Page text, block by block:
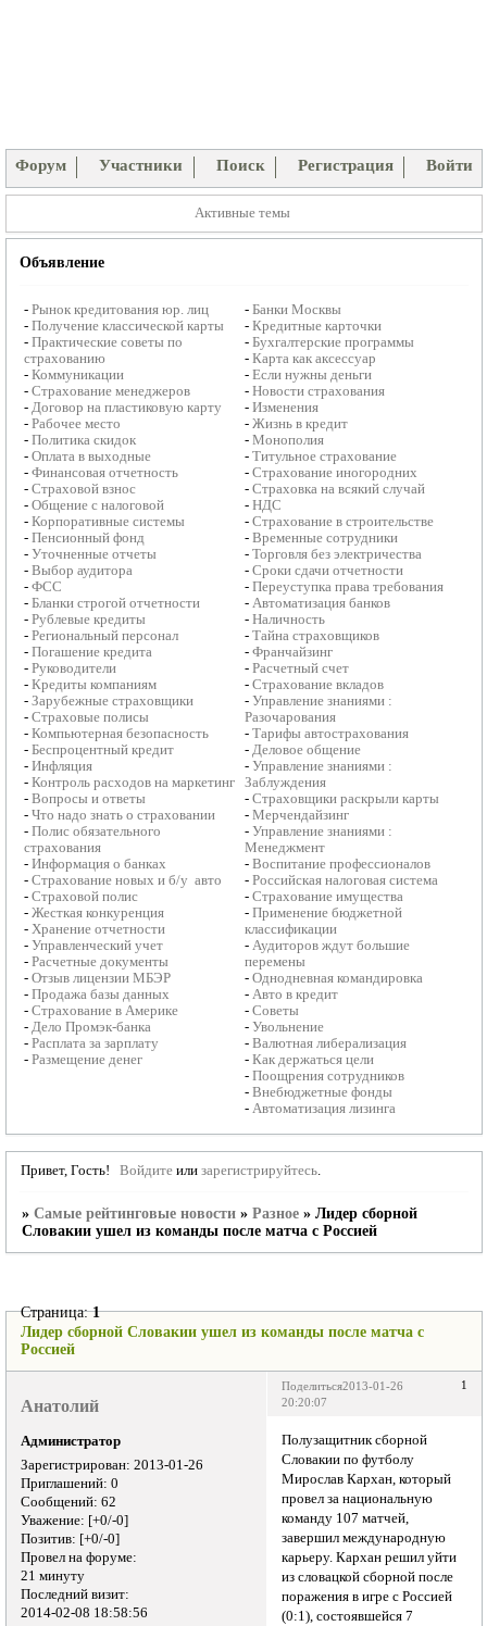
Форум Участники Поиск Регистрация Войти
Активные темы
Объявление
-Рынок кредитования юр. лиц
-Получение классической карты
-Практические советы по
страхованию
-Коммуникации
-Страхование менеджеров
- Договор на пластиковую карту
-Рабочее место
-Политика скидок
-Оплата в выходные
-Финансовая отчетность
-Страховой взнос
-Общение с налоговой
-Корпоративные системы
-Пенсионный фонд
-Уточненные отчеты
-Выбор аудитора
-ФСС
-Бланки строгой отчетности
-Рублевые кредиты
-Региональный персонал
-Погашение кредита
-Руководители
-Кредиты компаниям
-Зарубежные страховщики
-Страховые полисы
-Компьютерная безопасность
-Беспроцентный кредит
-Инфляция
-Контроль расходов на маркетинг
-Вопросы и ответы
-Что надо знать о страховании
-Полис обязательного
страхования
-Информация о банках
-Страхование новых и б/у авто
-Страховой полис
-Жесткая конкуренция
- Хранение отчетности
-Управленческий учет
-Расчетные документы
-Отзыв лицензии МБЭР
-Продажа базы данных
-Страхование в Америке
- Дело Промэк-банка
-Расплата за зарплату
-Размещение денег
-Банки Москвы
-Кредитные карточки
-Бухгалтерские программы
-Карта как аксессуар
-Если нужны деньги
-Новости страхования
-Изменения
-Жизнь в кредит
-Монополия
-Титульное страхование
-Страхование иногородних
-Страховка на всякий случай
-НДС
-Страхование в строительстве
-Временные сотрудники
-Торговля без электричества
-Сроки сдачи отчетности
-Переуступка права требования
- Автоматизация банков
-Наличность
-Тайна страховщиков
-Франчайзинг
-Расчетный счет
-Страхование вкладов
-Управление знаниями :
Разочарования
-Тарифы автострахования
- Деловое общение
-Управление знаниями :
Заблуждения
-Страховщики раскрыли карты
-Мерчендайзинг
-Управление знаниями :
Менеджмент
-Воспитание профессионалов
-Российская налоговая система
-Страхование имущества
-Применение бюджетной
классификации
- Аудиторов ждут большие
перемены
-Однодневная командировка
- Авто в кредит
-Советы
-Увольнение
-Валютная либерализация
-Как держаться цели
-Поощрения сотрудников
-Внебюджетные фонды
- Автоматизация лизинга
Привет, Гость! Войдитеили зарегистрируйтесь.
» Самые рейтинговые новости » Разное » Лидер сборной
Словакии ушел из команды после матча с Россией
Лидер сборной Словакии ушел из команды после матча с
Россией
Страница:1
Поделиться 1
2013-01-26
20:20:07
Анатолий
Администратор
Зарегистрирован: 2013-01-26
Приглашений: 0
Сообщений: 62
Уважение: [+0/-0]
Позитив: [+0/-0]
Провел на форуме:
21 минуту
Последний визит:
2014-02-08 18:58:56
Полузащитник сборной
Словакии по футболу
Мирослав Кархан, который
провел за национальную
команду 107 матчей,
завершил международную
карьеру. Кархан решил уйти
из словацкой сборной после
поражения в игре с Россией
(0:1), состоявшейся 7